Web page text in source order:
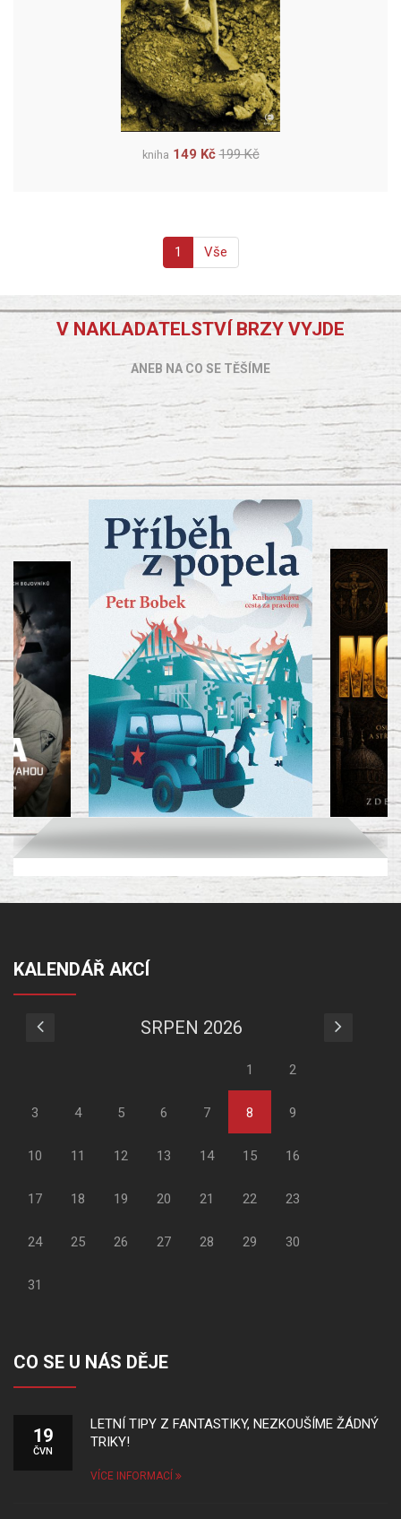
kniha 149 Kč 199 Kč
1 Vše
V NAKLADATELSTVÍ BRZY VYJDE
ANEB NA CO SE TĚŠÍME
KALENDÁŘ AKCÍ
SRPEN 2026
1 2
3 4 5 6 7 8 9
10 11 12 13 14 15 16
17 18 19 20 21 22 23
24 25 26 27 28 29 30
31
CO SE U NÁS DĚJE
19
ČVN
LETNÍ TIPY Z FANTASTIKY, NEZKOUŠÍME ŽÁDNÝ
TRIKY!
VÍCE INFORMACÍ